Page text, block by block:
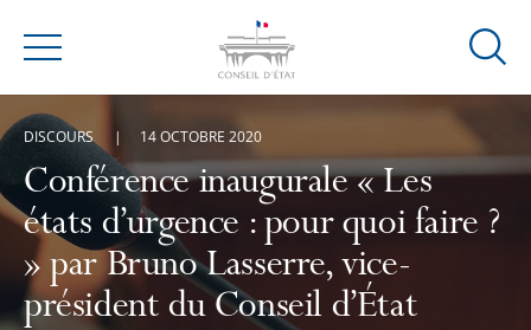
Menu
Ouvrir
de
Conférence inaugurale « Les
états d’urgence : pour quoi faire ?
» par Bruno Lasserre, vice-
président du Conseil d’État
DISCOURS 14 OCTOBRE 2020